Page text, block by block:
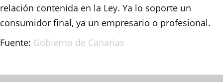
relación contenida en la Ley. Ya lo soporte un
consumidor final, ya un empresario o profesional.
Fuente: Gobierno de Canarias